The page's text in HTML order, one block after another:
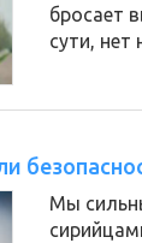
бросает
сути, нет
Мы